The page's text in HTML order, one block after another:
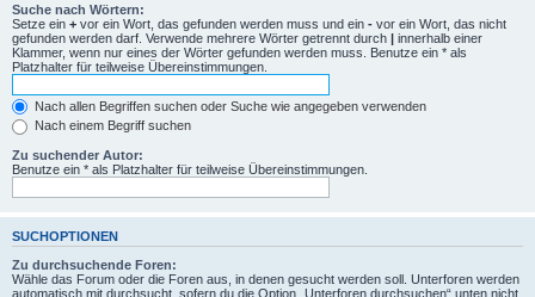
Suche nach Wörtern:
Setze ein + vor ein Wort, das gefunden werden muss und ein - vor ein Wort, das nicht
gefunden werden darf. Verwende mehrere Wörter getrennt durch | innerhalb einer
Klammer, wenn nur eines der Wörter gefunden werden muss. Benutze ein * als
Platzhalter für teilweise Übereinstimmungen.
Nach allen Begriffen suchen oder Suche wie angegeben verwenden
Nach einem Begriff suchen
Zu suchender Autor:
Benutze ein * als Platzhalter für teilweise Übereinstimmungen.
SUCHOPTIONEN
Zu durchsuchende Foren:
Wähle das Forum oder die Foren aus, in denen gesucht werden soll. Unterforen werden
automatisch mit durchsucht, sofern du die Option „Unterforen durchsuchen“ unten nicht